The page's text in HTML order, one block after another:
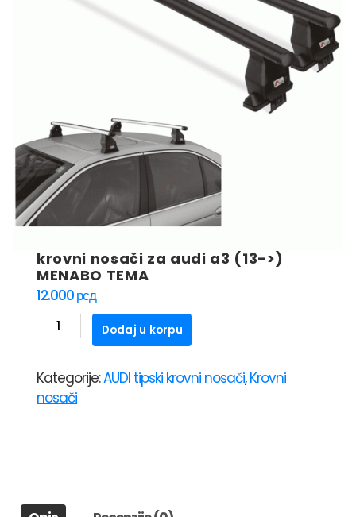
krovni nosači za audi a3 (13->)
MENABO TEMA
12.000рсд
krovni
nosači
audi
a3
količina
Dodaj u korpu
Kategorije:AUDI tipski krovni nosači,Krovni
nosači